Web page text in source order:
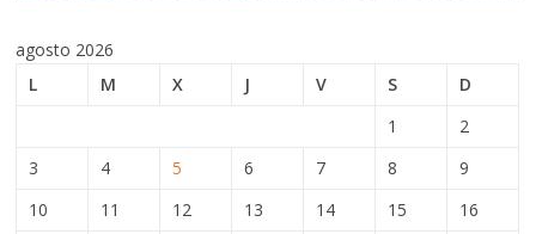
agosto 2026
L
M X J V S
D
1
2
3
4 5 6 7 8
9
10
11 12 13 14 15
16